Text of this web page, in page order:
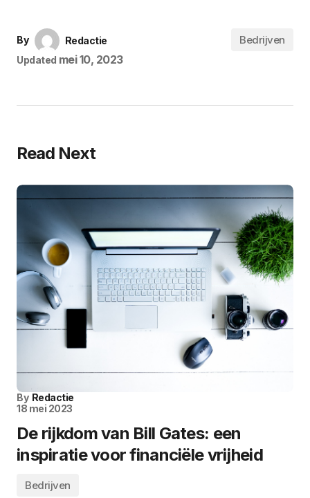
By
Redactie
Updated mei 10, 2023
Bedrijven
Read Next
By Redactie
18 mei 2023
De rijkdom van Bill Gates: een
inspiratie voor financiële vrijheid
Bedrijven